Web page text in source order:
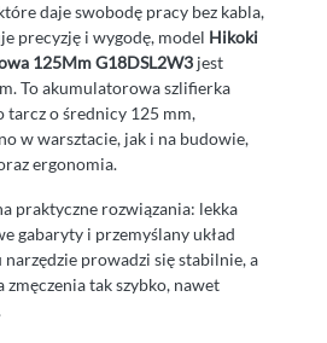
daje swobodę pracy bez kabla,
precyzję i wygodę, model Hikoki
125Mm G18DSL2W3 jest
To akumulatorowa szlifierka
tarcz o średnicy 125 mm,
w warsztacie, jak i na budowie,
ergonomia.
praktyczne rozwiązania: lekka
gabaryty i przemyślany układ
prowadzi się stabilnie, a
tak szybko, nawet